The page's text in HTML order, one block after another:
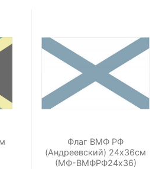
Флаг ВМФ РФ
(Андреевский) 24х36см
(МФ-ВМФРФ24х36)